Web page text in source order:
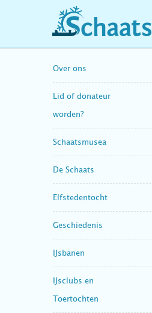
schaatshistorie.nl
Over ons
Lid of donateur
worden?
Schaatsmusea
De Schaats
Elfstedentocht
Geschiedenis
IJsbanen
IJsclubs en
Toertochten